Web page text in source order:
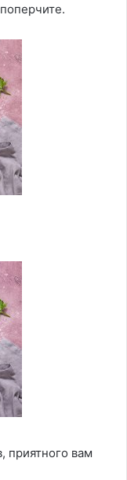
приятного вам